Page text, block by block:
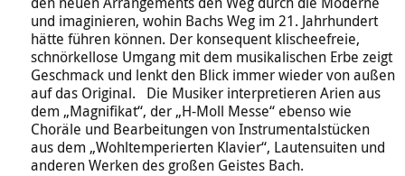
und imaginieren, wohin Bachs Weg im 21. Jahrhundert
hätte führen können. Der konsequent klischeefreie,
schnörkellose Umgang mit dem musikalischen Erbe zeigt
Geschmack und lenkt den Blick immer wieder von außen
auf das Original. Die Musiker interpretieren Arien aus
dem „Magnifikat“, der „H-Moll Messe“ ebenso wie
Choräle und Bearbeitungen von Instrumentalstücken
aus dem „Wohltemperierten Klavier“, Lautensuiten und
anderen Werken des großen Geistes Bach.